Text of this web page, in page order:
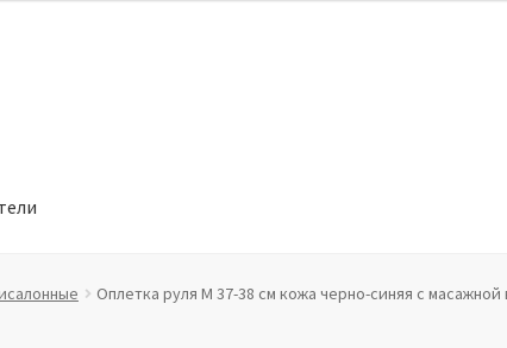
обработки персональных данных
Оплетка руля M 37-38 см кожа черно-синяя с масажной